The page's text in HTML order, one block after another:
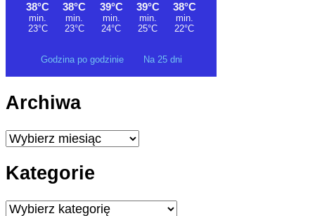
Godzina po godzinie Na 25 dni
Archiwa
Archiwa
Kategorie
Kategorie